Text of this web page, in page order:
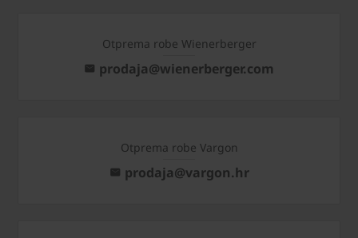
Otprema robe Wienerberger
prodaja@wienerberger.com
Otprema robe Vargon
prodaja@vargon.hr